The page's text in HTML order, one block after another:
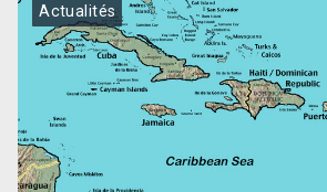
Actualités